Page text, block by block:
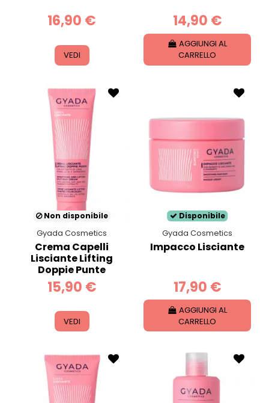
16,90 €
VEDI
14,90 €
AGGIUNGI AL
CARRELLO
Non disponibile
Gyada Cosmetics
Crema Capelli
Lisciante Lifting
Doppie Punte
15,90 €
VEDI
Disponibile
Gyada Cosmetics
Impacco Lisciante
17,90 €
AGGIUNGI AL
CARRELLO